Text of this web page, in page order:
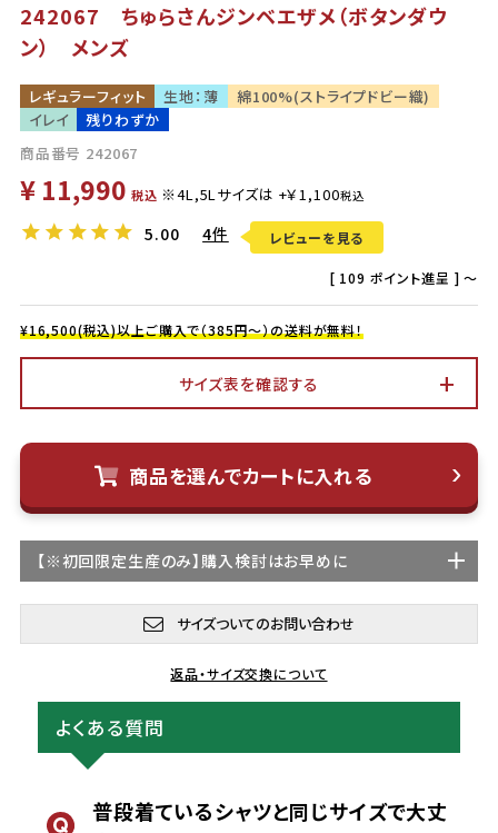
242067 ちゅらさんジンベエザメ（ボタンダウ
ン） メンズ
レギュラーフィット 生地：薄
綿100%(ストライプドビー織)
イレイ
残りわずか
商品番号 242067
¥ 11,990 税込
5.00 4件 レビューを見る
[ 109 ポイント進呈 ] 〜
¥16,500(税込)以上ご購入で（385円～）の送料が無料！
サイズ表を確認する
商品を選んでカートに入れる
【※初回限定生産のみ】購入検討はお早めに
サイズついてのお問い合わせ
返品・サイズ交換について
よくある質問
普段着ているシャツと同じサイズで大丈